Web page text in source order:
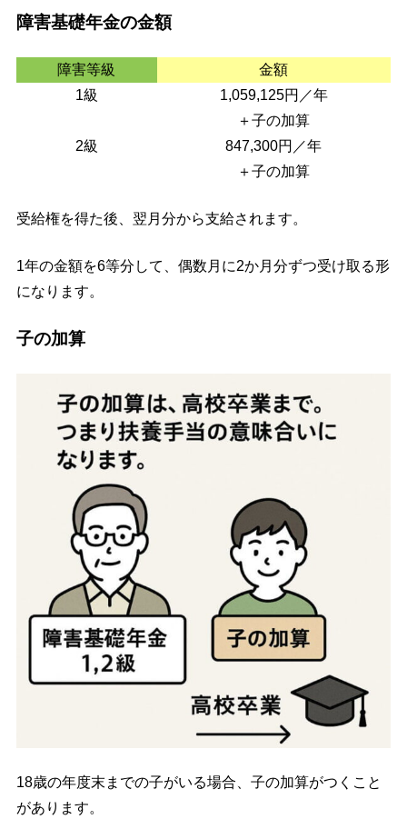
障害基礎年金の金額
障害等級
金額
1級
1,059,125円／年
＋子の加算
2級
847,300円／年
＋子の加算
受給権を得た後、翌月分から支給されます。
1年の金額を6等分して、偶数月に2か月分ずつ受け取る形
になります。
子の加算
18歳の年度末までの子がいる場合、子の加算がつくこと
があります。